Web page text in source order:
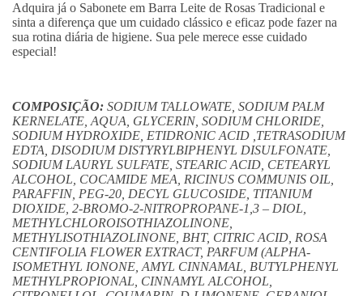
Adquira já o Sabonete em Barra Leite de Rosas Tradicional e
sinta a diferença que um cuidado clássico e eficaz pode fazer na
sua rotina diária de higiene. Sua pele merece esse cuidado
especial!
COMPOSIÇÃO: SODIUM TALLOWATE, SODIUM PALM
KERNELATE, AQUA, GLYCERIN, SODIUM CHLORIDE,
SODIUM HYDROXIDE, ETIDRONIC ACID ,TETRASODIUM
EDTA, DISODIUM DISTYRYLBIPHENYL DISULFONATE,
SODIUM LAURYL SULFATE, STEARIC ACID, CETEARYL
ALCOHOL, COCAMIDE MEA, RICINUS COMMUNIS OIL,
PARAFFIN, PEG-20, DECYL GLUCOSIDE, TITANIUM
DIOXIDE, 2-BROMO-2-NITROPROPANE-1,3 – DIOL,
METHYLCHLOROISOTHIAZOLINONE,
METHYLISOTHIAZOLINONE, BHT, CITRIC ACID, ROSA
CENTIFOLIA FLOWER EXTRACT, PARFUM (ALPHA-
ISOMETHYL IONONE, AMYL CINNAMAL, BUTYLPHENYL
METHYLPROPIONAL, CINNAMYL ALCOHOL,